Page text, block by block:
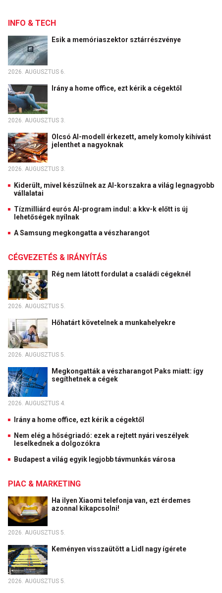
INFO & TECH
Esik a memóriaszektor sztárrészvénye
2026. AUGUSZTUS 6.
Irány a home office, ezt kérik a cégektől
2026. AUGUSZTUS 3.
Olcsó AI-modell érkezett, amely komoly kihívást
jelenthet a nagyoknak
2026. AUGUSZTUS 3.
Kiderült, mivel készülnek az AI-korszakra a világ legnagyobb
vállalatai
Tízmilliárd eurós AI-program indul: a kkv-k előtt is új
lehetőségek nyílnak
A Samsung megkongatta a vészharangot
CÉGVEZETÉS & IRÁNYÍTÁS
Rég nem látott fordulat a családi cégeknél
2026. AUGUSZTUS 5.
Hőhatárt követelnek a munkahelyekre
2026. AUGUSZTUS 5.
Megkongatták a vészharangot Paks miatt: így
segíthetnek a cégek
2026. AUGUSZTUS 4.
Irány a home office, ezt kérik a cégektől
Nem elég a hőségriadó: ezek a rejtett nyári veszélyek
leselkednek a dolgozókra
Budapest a világ egyik legjobb távmunkás városa
PIAC & MARKETING
Ha ilyen Xiaomi telefonja van, ezt érdemes
azonnal kikapcsolni!
2026. AUGUSZTUS 5.
Keményen visszaütött a Lidl nagy ígérete
2026. AUGUSZTUS 5.